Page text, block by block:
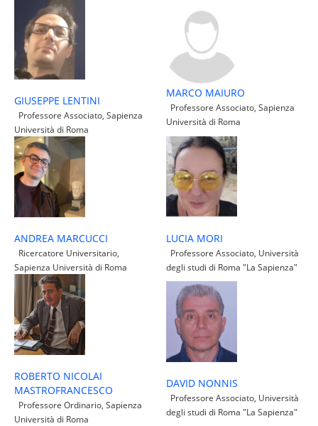
GIUSEPPE LENTINI
Professore Associato, Sapienza
Università di Roma
MARCO MAIURO
Professore Associato, Sapienza
Università di Roma
ANDREA MARCUCCI
Ricercatore Universitario,
Sapienza Università di Roma
LUCIA MORI
Professore Associato, Università
degli studi di Roma "La Sapienza"
ROBERTO NICOLAI
MASTROFRANCESCO
Professore Ordinario, Sapienza
Università di Roma
DAVID NONNIS
Professore Associato, Università
degli studi di Roma "La Sapienza"